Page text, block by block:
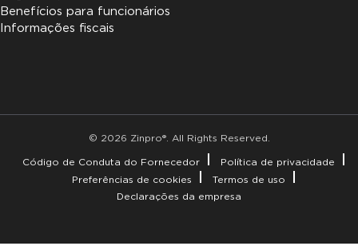
Benefícios para funcionários
Informações fiscais
© 2026 Zinpro®. All Rights Reserved.
Código de Conduta do Fornecedor
Política de privacidade
Preferências de cookies
Termos de uso
Declarações da empresa